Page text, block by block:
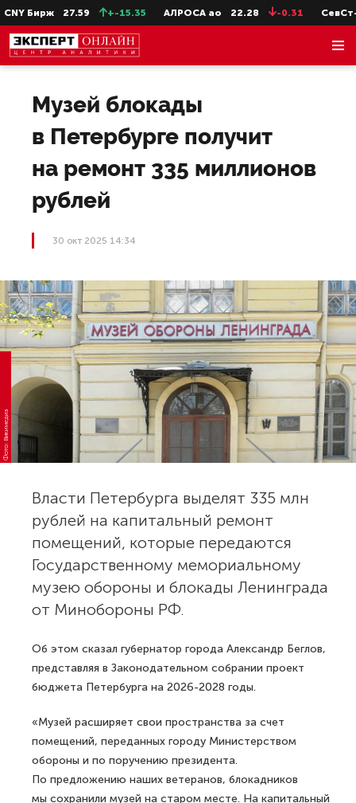
Бирж 27.59 +-15.35 АЛРОСА ао 22.28 -0.31 СевСт-ао
Музей блокады
в Петербурге получит
на ремонт 335 миллионов
рублей
30 окт 2025 14:34
Фото: Викимедиа
Власти Петербурга выделят 335 млн
рублей на капитальный ремонт
помещений, которые передаются
Государственному мемориальному
музею обороны и блокады Ленинграда
от Минобороны РФ.
Об этом сказал губернатор города Александр Беглов,
представляя в Законодательном собрании проект
бюджета Петербурга на 2026-2028 годы.
«Музей расширяет свои пространства за счет
помещений, переданных городу Министерством
обороны и по поручению президента.
По предложению наших ветеранов, блокадников
мы сохранили музей на старом месте. На капитальный